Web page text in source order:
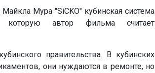
Мура "SiCKO" кубинская система
которую автор фильма считает
правительства. В кубинских
они нуждаются в ремонте, но